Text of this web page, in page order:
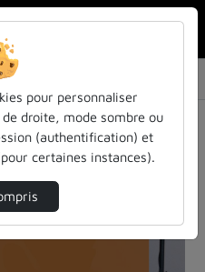
d'actualité…
Lire
pour personnaliser
droite, mode sombre ou
(authentification) et
certaines instances).